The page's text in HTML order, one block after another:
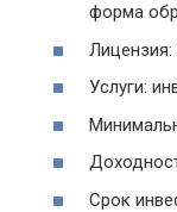
форма
Лицензия:
Услуги:
Срок